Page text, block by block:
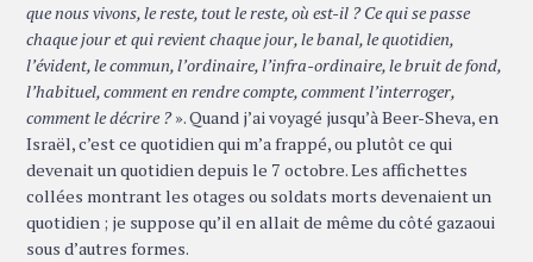
que nous vivons, le reste, tout le reste, où est-il ? Ce qui se passe
chaque jour et qui revient chaque jour, le banal, le quotidien,
l’évident, le commun, l’ordinaire, l’infra-ordinaire, le bruit de fond,
l’habituel, comment en rendre compte, comment l’interroger,
comment le décrire ?». Quand j’ai voyagé jusqu’à Beer-Sheva, en
Israël, c’est ce quotidien qui m’a frappé, ou plutôt ce qui
devenait un quotidien depuis le 7 octobre. Les affichettes
collées montrant les otages ou soldats morts devenaient un
quotidien ; je suppose qu’il en allait de même du côté gazaoui
sous d’autres formes.